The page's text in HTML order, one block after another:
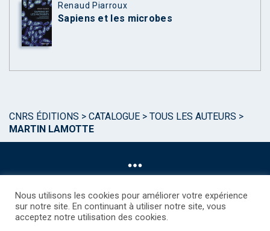
Renaud Piarroux
Sapiens et les microbes
CNRS ÉDITIONS > CATALOGUE > TOUS LES AUTEURS >
MARTIN LAMOTTE
©CNRS EDITIONS 2025
Nous utilisons les cookies pour améliorer votre expérience
sur notre site. En continuant à utiliser notre site, vous
acceptez notre utilisation des cookies.